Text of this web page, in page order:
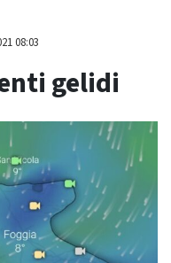
08:03
gelidi